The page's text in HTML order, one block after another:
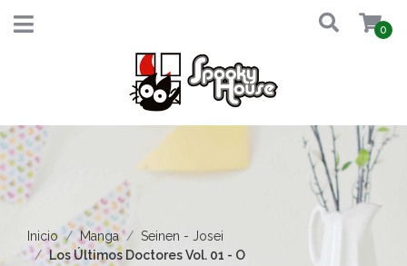
0
Inicio Manga
Seinen - Josei
Los Últimos Doctores Vol. 01 - O